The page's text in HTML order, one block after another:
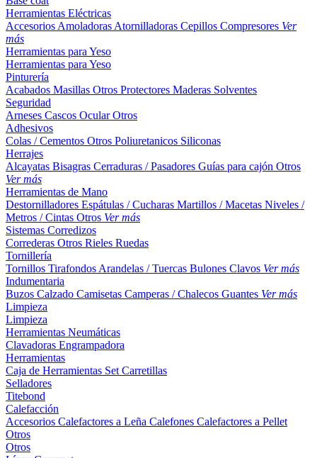
Herramientas Eléctricas
Accesorios Amoladoras Atornilladoras Cepillos Compresores Ver
más
Herramientas para Yeso
Herramientas para Yeso
Pinturería
Acabados Masillas Otros Protectores Maderas Solventes
Seguridad
Arneses Cascos OcularOtros
Adhesivos
Colas / Cementos Otros Poliuretanicos Siliconas
Herrajes
Alcayatas Bisagras Cerraduras / Pasadores Guías para cajón Otros
Ver más
Herramientas de Mano
Destornilladores Espátulas / Cucharas Martillos / Macetas Niveles /
Metros / Cintas Otros Ver más
Sistemas Corredizos
Correderas Otros Rieles Ruedas
Tornillería
Tornillos Tirafondos Arandelas / Tuercas Bulones Clavos Ver más
Indumentaria
Buzos Calzado Camisetas Camperas / Chalecos Guantes Ver más
Limpieza
Limpieza
Herramientas Neumáticas
Clavadoras Engrampadora
Herramientas
Caja de Herramientas Set Carretillas
Selladores
Titebond
Calefacción
Accesorios Calefactores a Leña Calefones Calefactores a Pellet
Otros
Otros